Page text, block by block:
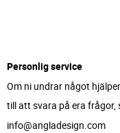
Personlig service
Om ni undrar något
till att svara på era frågor,
info@angladesign.com